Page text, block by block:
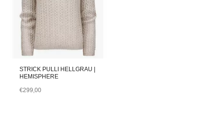
STRICK PULLI HELLGRAU |
HEMISPHERE
€299,00